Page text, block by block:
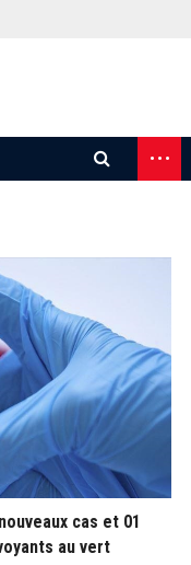
...
cas et 01
au vert